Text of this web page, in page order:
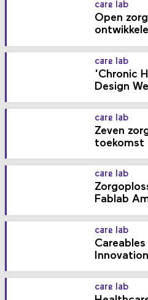
care lab
Open
care lab
'Chronic
Design
care lab
Zeven
toekomst
care lab
Fablab
care lab
care lab